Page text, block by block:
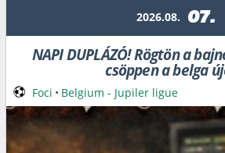
2026.08. 07.
NAPI DUPLÁZÓ! Rögtön a
csöppen a belga
Foci • Belgium - Jupiler ligue